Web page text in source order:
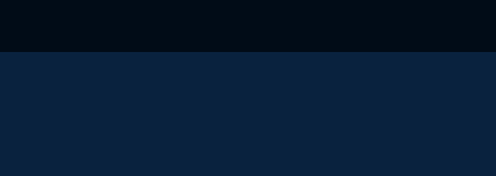
Management-